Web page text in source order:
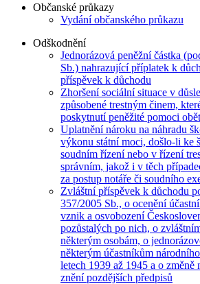
Občanské průkazy
Vydání občanského průkazu
Odškodnění
Jednorázová peněžní částka
Sb.) nahrazující příplatek k
příspěvek k důchodu
Zhoršení sociální situace v
způsobené trestným činem,
poskytnutí peněžité pomoci
Uplatnění nároku na náhradu
výkonu státní moci, došlo-li ke
soudním řízení nebo v řízení
správním, jakož i v těch
za postup notáře či soudního
Zvláštní příspěvek k důchodu
357/2005 Sb., o ocenění
vznik a osvobození
pozůstalých po nich, o
některým osobám, o
některým účastníkům
letech 1939 až 1945 a o změně
znění pozdějších předpisů